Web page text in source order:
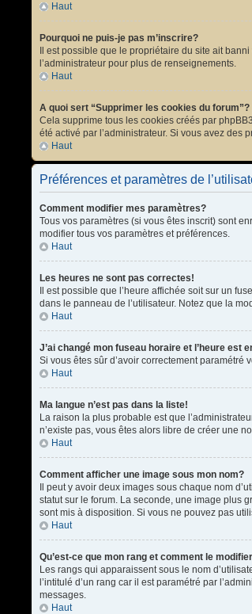
Haut
Pourquoi ne puis-je pas m’inscrire?
Il est possible que le propriétaire du site ait
l’administrateur pour plus de renseignements.
Haut
A quoi sert “Supprimer les cookies du forum”?
Cela supprime tous les cookies créés par
été activé par l’administrateur. Si vous avez
Haut
Préférences et paramètres de
Comment modifier mes paramètres?
Tous vos paramètres (si vous êtes inscrit) sont
modifier tous vos paramètres et préférences.
Haut
Les heures ne sont pas correctes!
Il est possible que l’heure affichée soit sur un
dans le panneau de l’utilisateur. Notez que la
Haut
J’ai changé mon fuseau horaire et l’heure est
Si vous êtes sûr d’avoir correctement paramétré
Haut
Ma langue n’est pas dans la liste!
La raison la plus probable est que
n’existe pas, vous êtes alors libre de créer une
Haut
Comment afficher une image sous mon nom?
Il peut y avoir deux images sous chaque nom
statut sur le forum. La seconde, une image plus
sont mis à disposition. Si vous ne pouvez pas
Haut
Qu’est-ce que mon rang et comment le
Les rangs qui apparaissent sous le nom
l’intitulé d’un rang car il est paramétré par
messages.
Haut